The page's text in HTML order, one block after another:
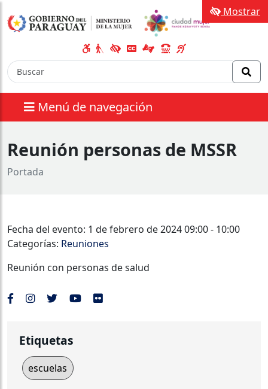
Menú de navegación
Mostrar
Reunión personas de MSSR
Portada
Fecha del evento: 1 de febrero de 2024 09:00 - 10:00
Categorías: Reuniones
Reunión con personas de salud
Etiquetas
escuelas